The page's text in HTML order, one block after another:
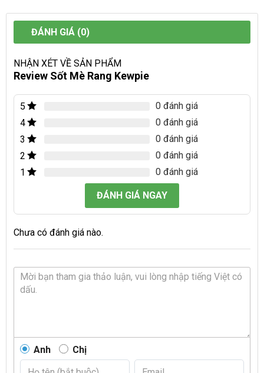
ĐÁNH GIÁ (0)
NHẬN XÉT VỀ SẢN PHẨM
Review Sốt Mè Rang Kewpie
5
0 đánh giá
4
0 đánh giá
3
0 đánh giá
2
0 đánh giá
1
0 đánh giá
ĐÁNH GIÁ NGAY
Chưa có đánh giá nào.
Anh Chị